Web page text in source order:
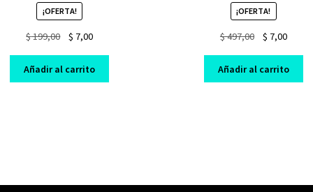
¡OFERTA!
$199,00
Original
was:
$ 199,00.
$ 7,00Current
is:
$ 7,00.
Añadir al carrito
¡OFERTA!
$497,00
Original
was:
$ 497,00.
$ 7,00Current
is:
$ 7,00.
Añadir al carrito